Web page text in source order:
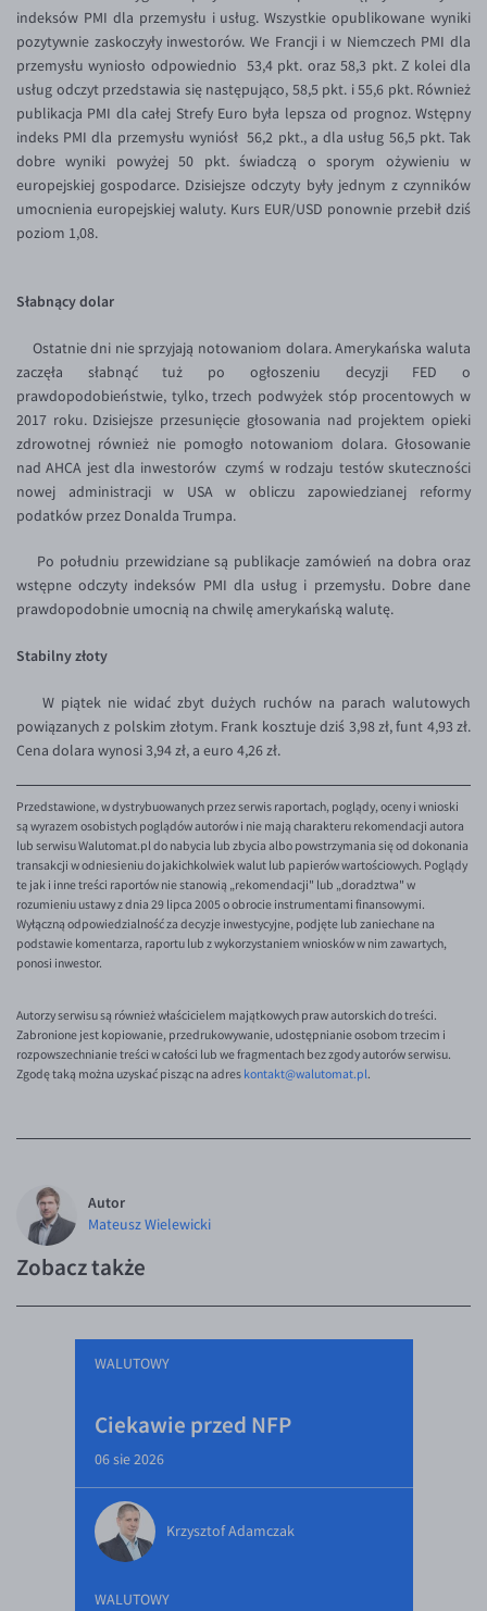
Inne pary walutowe
AUD/PLN
BGN/PLN
CAD/PLN
CNY/PLN
HKD/PLN
HUF/PLN
JPY/PLN
NZD/PLN
RON/PLN
SGD/PLN
TRY/PLN
ZAR/PLN
EUR/USD
EUR/GBP
EUR/CHF
EUR/DKK
EUR/NOK
EUR/SEK
EUR/BGN
EUR/CAD
EUR/CNY
EUR/HKD
EUR/HUF
EUR/JPY
EUR/NZD
EUR/ZAR
GBP/USD
USD/CHF
GBP/CHF
Aplikacja mobilna
Bezpieczeństwo
Pomoc
Pomoc
FAQ
Konto i opłaty
Wymiana walut
Przelewy zagraniczne
Słowniczek
Poradnik
KONTAKT
Kontakt
Dla mediów
PL
indeksów PMI dla przemysłu i usług. Wszystkie opublikowane wyniki
pozytywnie zaskoczyły inwestorów. We Francji i w Niemczech PMI dla
przemysłu wyniosło odpowiednio 53,4 pkt. oraz 58,3 pkt. Z kolei dla
usług odczyt przedstawia się następująco, 58,5 pkt. i 55,6 pkt. Również
publikacja PMI dla całej Strefy Euro była lepsza od prognoz. Wstępny
indeks PMI dla przemysłu wyniósł 56,2 pkt., a dla usług 56,5 pkt. Tak
dobre wyniki powyżej 50 pkt. świadczą o sporym ożywieniu w
europejskiej gospodarce. Dzisiejsze odczyty były jednym z czynników
umocnienia europejskiej waluty. Kurs EUR/USD ponownie przebił dziś
poziom 1,08.
Słabnący dolar
Ostatnie dni nie sprzyjają notowaniom dolara. Amerykańska waluta
zaczęła słabnąć tuż po ogłoszeniu decyzji FED o
prawdopodobieństwie, tylko, trzech podwyżek stóp procentowych w
2017 roku. Dzisiejsze przesunięcie głosowania nad projektem opieki
zdrowotnej również nie pomogło notowaniom dolara. Głosowanie
nad AHCA jest dla inwestorów czymś w rodzaju testów skuteczności
nowej administracji w USA w obliczu zapowiedzianej reformy
podatków przez Donalda Trumpa.
Po południu przewidziane są publikacje zamówień na dobra oraz
wstępne odczyty indeksów PMI dla usług i przemysłu. Dobre dane
prawdopodobnie umocnią na chwilę amerykańską walutę.
Stabilny złoty
W piątek nie widać zbyt dużych ruchów na parach walutowych
powiązanych z polskim złotym. Frank kosztuje dziś 3,98 zł, funt 4,93 zł.
Cena dolara wynosi 3,94 zł, a euro 4,26 zł.
Przedstawione, w dystrybuowanych przez serwis raportach, poglądy, oceny i wnioski
są wyrazem osobistych poglądów autorów i nie mają charakteru rekomendacji autora
lub serwisu Walutomat.pl do nabycia lub zbycia albo powstrzymania się od dokonania
transakcji w odniesieniu do jakichkolwiek walut lub papierów wartościowych. Poglądy
te jak i inne treści raportów nie stanowią „rekomendacji" lub „doradztwa" w
rozumieniu ustawy z dnia 29 lipca 2005 o obrocie instrumentami finansowymi.
Wyłączną odpowiedzialność za decyzje inwestycyjne, podjęte lub zaniechane na
podstawie komentarza, raportu lub z wykorzystaniem wniosków w nim zawartych,
ponosi inwestor.
Autorzy serwisu są również właścicielem majątkowych praw autorskich do treści.
Zabronione jest kopiowanie, przedrukowywanie, udostępnianie osobom trzecim i
rozpowszechnianie treści w całości lub we fragmentach bez zgody autorów serwisu.
Zgodę taką można uzyskać pisząc na adres kontakt@walutomat.pl.
Autor
Mateusz Wielewicki
Zobacz także
WALUTOWY
Ciekawie przed NFP
06 sie 2026
Krzysztof Adamczak
WALUTOWY